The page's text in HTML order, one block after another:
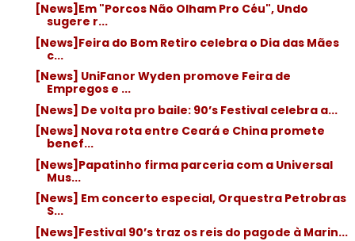
[News]Em "Porcos Não Olham Pro Céu", Undo
sugere r...
[News]Feira do Bom Retiro celebra o Dia das Mães
c...
[News] UniFanor Wyden promove Feira de
Empregos e ...
[News] De volta pro baile: 90’s Festival celebra a...
[News] Nova rota entre Ceará e China promete
benef...
[News]Papatinho firma parceria com a Universal
Mus...
[News] Em concerto especial, Orquestra Petrobras
S...
[News]Festival 90’s traz os reis do pagode à Marin...